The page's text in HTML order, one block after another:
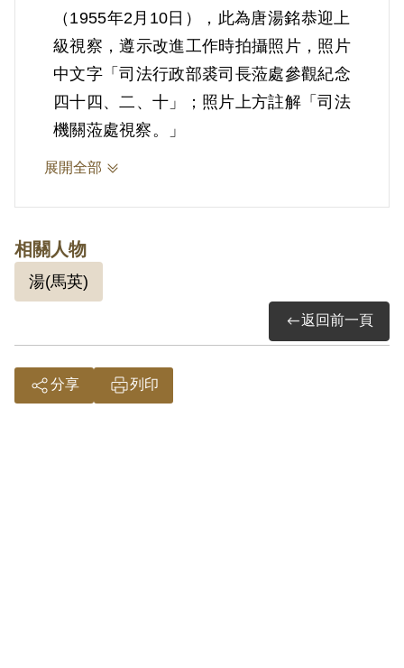
（1955年2月10日），此為唐湯銘恭迎上
級視察，遵示改進工作時拍攝照片，照片
中文字「司法行政部裘司長蒞處參觀紀念
四十四、二、十」；照片上方註解「司法
機關蒞處視察。」
展開全部
相關人物
湯(馬英)
返回前一頁
分享 列印